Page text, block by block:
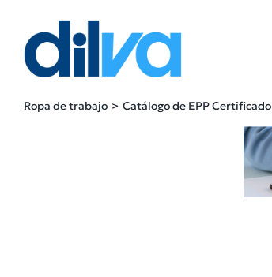
content
Ropa de trabajo Catálogo de EPP Certificado